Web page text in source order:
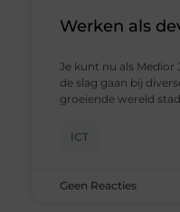
Werken als
Je kunt nu als Medior
de slag gaan bij
groeiende wereld
ICT
Geen Reacties